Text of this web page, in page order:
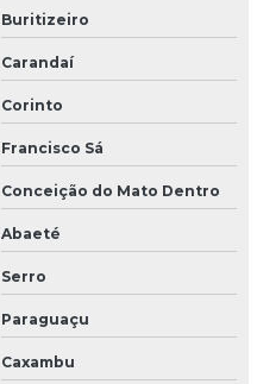
Buritizeiro
Carandaí
Corinto
Francisco Sá
Conceição do Mato Dentro
Abaeté
Serro
Paraguaçu
Caxambu